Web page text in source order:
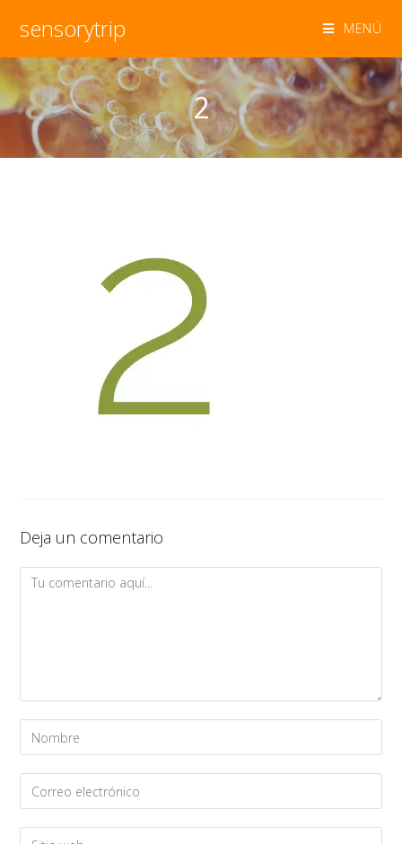
sensorytrip MENÚ
2
Deja un comentario